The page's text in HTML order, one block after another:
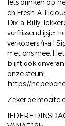
Iets drinken op
en Fresh-A-
Dix-a-Billy,
verfrissend ijsje:
verkopers 4-all
met ons mee.
blijft ook
onze steun!
https://
Zeker de moeite
IEDERE